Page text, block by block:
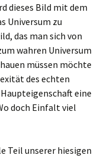
dieses Bild mit dem
Universum zu
das man sich von
wahren Universum
müssen möchte
des echten
eine
doch Einfalt viel
Teil unserer hiesigen